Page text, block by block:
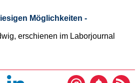
Möglichkeiten -
erschienen im Laborjournal